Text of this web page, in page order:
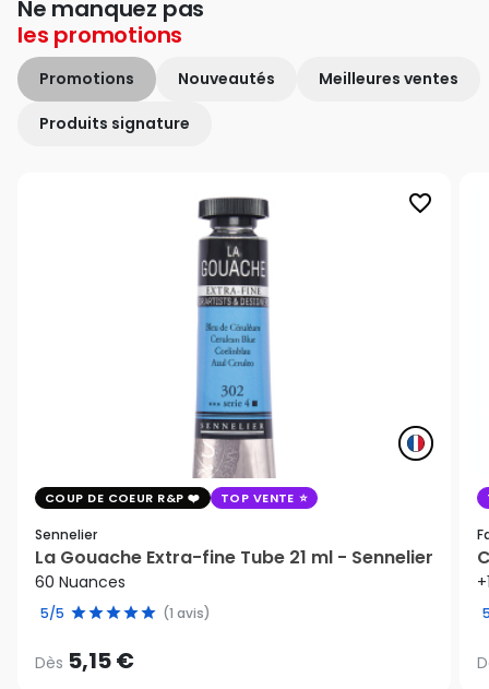
Ne manquez pas
les promotions
Promotions Nouveautés Meilleures ventes
Produits signature
favorite_border
COUP DE COEUR R&P TOP VENTE
Sennelier
La Gouache Extra-fine Tube 21 ml - Sennelier
60 Nuances
5/5 (1 avis)
Dès 5,15 €